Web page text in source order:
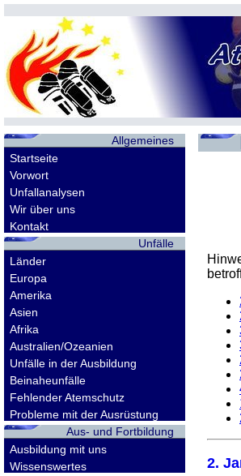
Allgemeines
Startseite
Vorwort
Unfallanalysen
Wir über uns
Kontakt
Unfälle
Länder
Europa
Amerika
Asien
Afrika
Australien/Ozeanien
Unfälle in der Ausbildung
Beinaheunfälle
Fehlender Atemschutz
Probleme mit der Ausrüstung
Aus- und Fortbildung
Ausbildung mit uns
Wissenswertes
2.